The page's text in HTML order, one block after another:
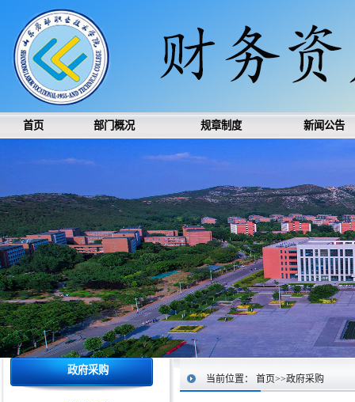
首页 部门概况 规章制度 新闻公告
政府采购
当前位置： 首页>>政府采购